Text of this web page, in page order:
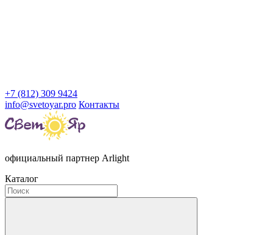
+7 (812) 309 9424
info@svetoyar.pro Контакты
официальный партнер Arlight
Каталог